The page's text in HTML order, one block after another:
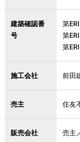
建築確認番
号
第
第
第
施工会社 前田
売主 住友
販売会社 売主